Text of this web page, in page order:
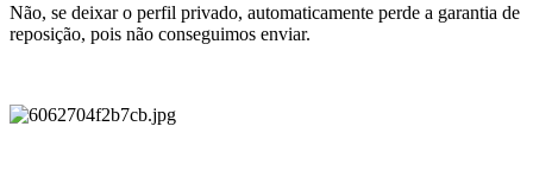
Não, se deixar o perfil privado, automaticamente perde a garantia de
reposição, pois não conseguimos enviar.